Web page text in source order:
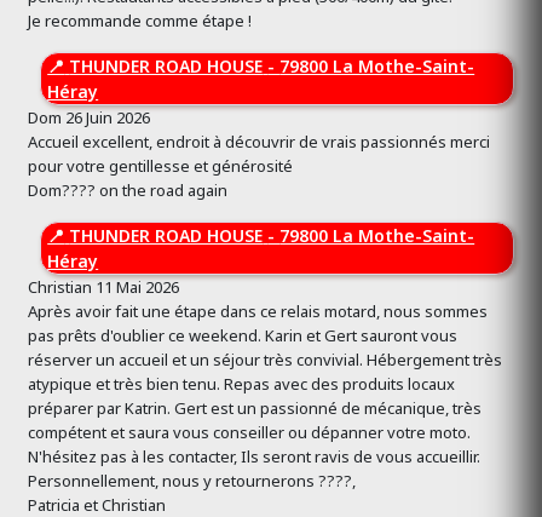
Je recommande comme étape !
📍 THUNDER ROAD HOUSE - 79800 La Mothe-Saint-
Héray
Dom 26 Juin 2026
Accueil excellent, endroit à découvrir de vrais passionnés merci
pour votre gentillesse et générosité
Dom???? on the road again
📍 THUNDER ROAD HOUSE - 79800 La Mothe-Saint-
Héray
Christian 11 Mai 2026
Après avoir fait une étape dans ce relais motard, nous sommes
pas prêts d'oublier ce weekend. Karin et Gert sauront vous
réserver un accueil et un séjour très convivial. Hébergement très
atypique et très bien tenu. Repas avec des produits locaux
préparer par Katrin. Gert est un passionné de mécanique, très
compétent et saura vous conseiller ou dépanner votre moto.
N'hésitez pas à les contacter, Ils seront ravis de vous accueillir.
Personnellement, nous y retournerons ????️,
Patricia et Christian